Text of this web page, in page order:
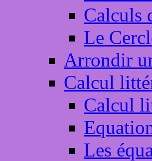
Calculs
Le
Arrondir
Calcul
Calcul
Les